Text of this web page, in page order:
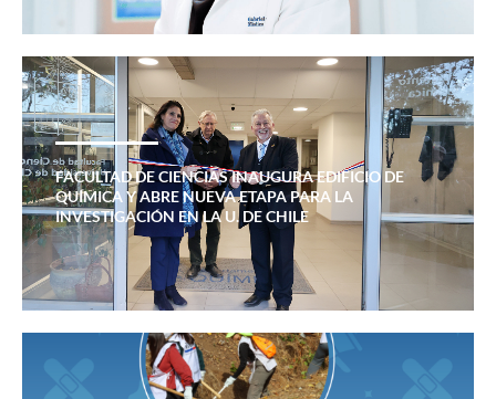
FACULTAD DE CIENCIAS INAUGURA EDIFICIO DE
QUÍMICA Y ABRE NUEVA ETAPA PARA LA
INVESTIGACIÓN EN LA U. DE CHILE